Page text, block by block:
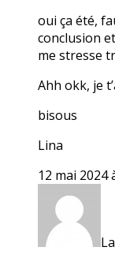
oui ça été,
conclusion
me stresse
Ahh okk, je
bisous
Lina
12 mai 2024